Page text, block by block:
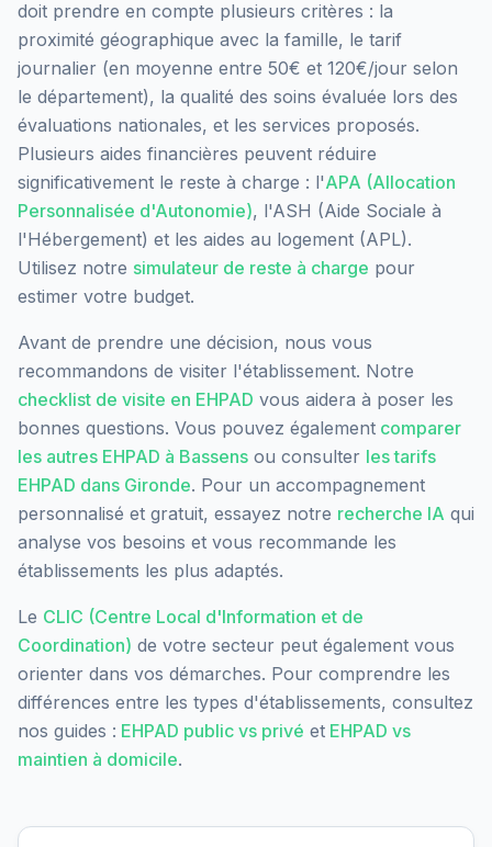
doit prendre en compte plusieurs critères : la
proximité géographique avec la famille, le tarif
journalier (en moyenne entre 50€ et 120€/jour selon
le département), la qualité des soins évaluée lors des
évaluations nationales, et les services proposés.
Plusieurs aides financières peuvent réduire
significativement le reste à charge : l'APA (Allocation
Personnalisée d'Autonomie), l'ASH (Aide Sociale à
l'Hébergement) et les aides au logement (APL).
Utilisez notre simulateur de reste à charge pour
estimer votre budget.
Avant de prendre une décision, nous vous
recommandons de visiter l'établissement. Notre
checklist de visite en EHPAD vous aidera à poser les
bonnes questions. Vous pouvez également comparer
les autres EHPAD à Bassens ou consulter les tarifs
EHPAD dans Gironde. Pour un accompagnement
personnalisé et gratuit, essayez notre recherche IA qui
analyse vos besoins et vous recommande les
établissements les plus adaptés.
Le CLIC (Centre Local d'Information et de
Coordination) de votre secteur peut également vous
orienter dans vos démarches. Pour comprendre les
différences entre les types d'établissements, consultez
nos guides : EHPAD public vs privé et EHPAD vs
maintien à domicile.